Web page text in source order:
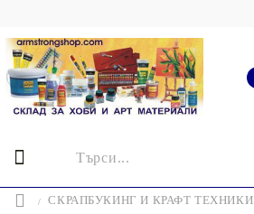
СКРАПБУКИНГ И КРАФТ ТЕХНИКИ